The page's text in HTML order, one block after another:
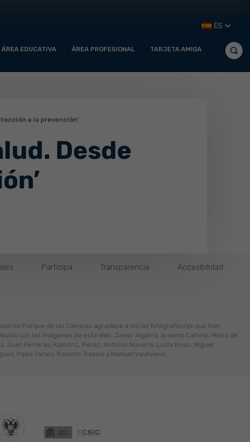
ÁREA EDUCATIVA ÁREA PROFESIONAL TARJETA AMIGA
ES
a la prevención’
Desde
Participa Transparencia Accesibilidad
Parque de las Ciencias agradece a los/as fotógráfos/as que han
con las imágenes de esta Web: Javier Algarra; Arsenio Cañete; María de
Juan Ferreras; Ramón L. Pérez; Antonio Navarro; Lucía Rivas; Miguel
Pepe Torres; Roberto Travesí y Manuel Valdivieso.